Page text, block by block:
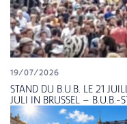
19/07/2026
STAND DU B.U.B. LE 21
JULI IN BRUSSEL – B.U.B.-